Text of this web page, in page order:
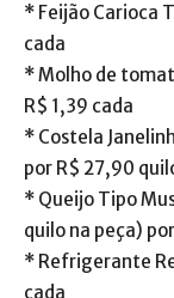
* Feijão Carioca
cada
* Molho de
R$ 1,39 cada
* Costela
por R$ 27,90
* Queijo Tipo
quilo na peça)
* Refrigerante
cada